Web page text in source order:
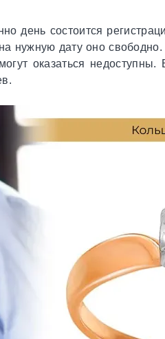
день состоится
нужную дату оно
оказаться недоступны.